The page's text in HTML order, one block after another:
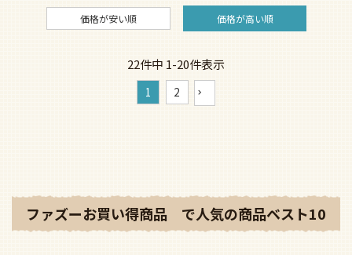
価格が安い順 価格が高い順
22件中 1-20件表示
1 2
ファズーお買い得商品 で人気の商品ベスト10